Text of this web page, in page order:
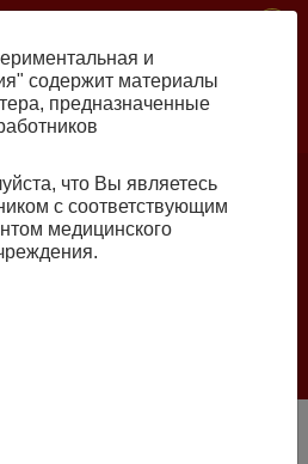
2026
больших языковых моделей
урологии
и
содержит материалы
предназначенные
что Вы являетесь
с соответствующим
медицинского